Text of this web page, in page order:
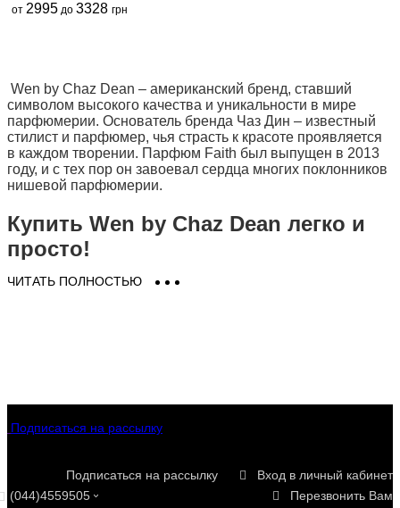
от 2995 до 3328 грн
Wen by Chaz Dean – американский бренд, ставший
символом высокого качества и уникальности в мире
парфюмерии. Основатель бренда Чаз Дин – известный
стилист и парфюмер, чья страсть к красоте проявляется
в каждом творении. Парфюм Faith был выпущен в 2013
году, и с тех пор он завоевал сердца многих поклонников
нишевой парфюмерии.
Купить Wen by Chaz Dean легко и
просто!
Купить парфюмерию Wen by Chaz Dean (Вен бай Чаз
ЧИТАТЬ ПОЛНОСТЬЮ
Подписаться на рассылку
Подписаться на рассылку
Вход в личный кабинет
Перезвонить Вам
(044)4559505